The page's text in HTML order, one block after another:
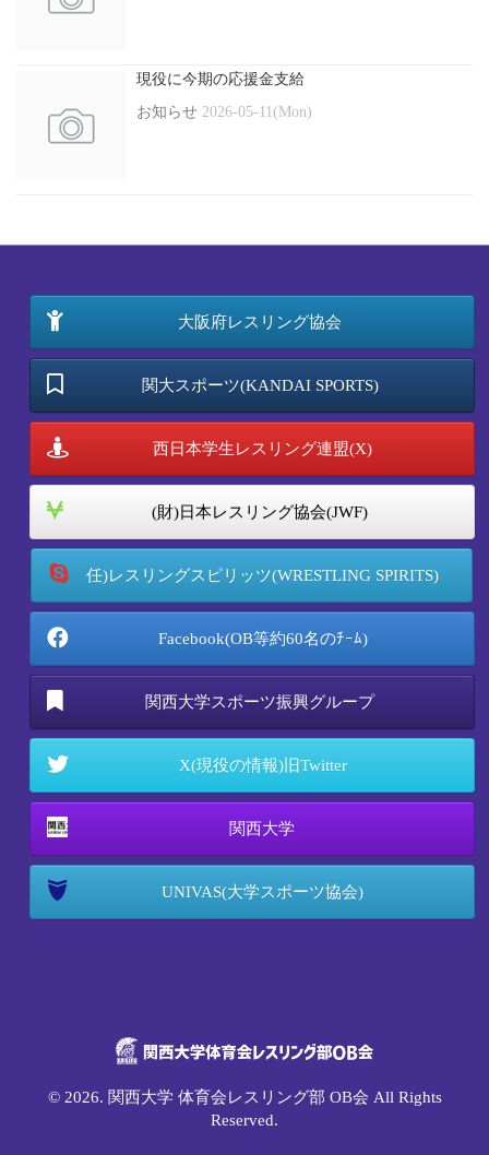
現役に今期の応援金支給
お知らせ 2026-05-11(Mon)
大阪府レスリング協会
関大スポーツ(KANDAI SPORTS)
西日本学生レスリング連盟(X)
(財)日本レスリング協会(JWF)
任)レスリングスピリッツ(WRESTLING SPIRITS)
Facebook(OB等約60名のﾁｰﾑ)
関西大学スポーツ振興グループ
X(現役の情報)旧Twitter
関西大学
UNIVAS(大学スポーツ協会)
© 2026. 関西大学 体育会レスリング部 OB会 All Rights
Reserved.